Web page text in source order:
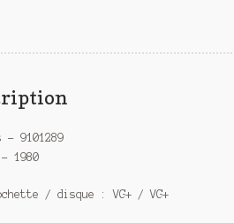
9101289
1980
/ disque : VG+ / VG+